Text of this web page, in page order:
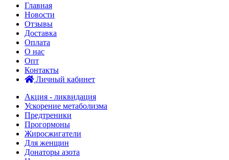
Главная
Новости
Отзывы
Доставка
Оплата
О нас
Опт
Контакты
Личный кабинет
Акция - ликвидация
Ускорение метаболизма
Предтреники
Прогормоны
Жиросжигатели
Для женщин
Донаторы азота